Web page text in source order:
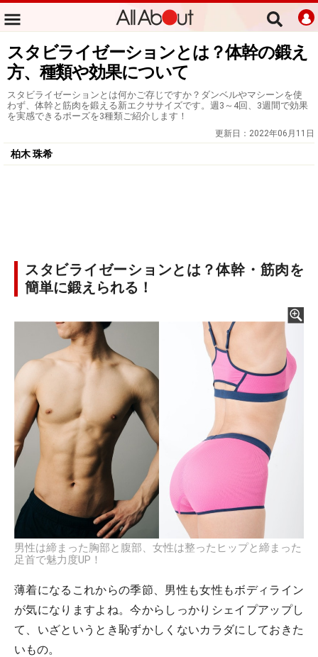
スタビライゼーションとは？体幹の鍛え
方、種類や効果について
スタビライゼーションとは何かご存じですか？ダンベルやマシーンを使
わず、体幹と筋肉を鍛える新エクササイズです。週3～4回、3週間で効果
を実感できるポーズを3種類ご紹介します！
更新日： 2022年06月11日
柏木 珠希
スタビライゼーションとは？体幹・筋肉を
簡単に鍛えられる！
男性は締まった胸部と腹部、女性は整ったヒップと締まった
足首で魅力度UP！
薄着になるこれからの季節、男性も女性もボディライン
が気になりますよね。今からしっかりシェイプアップし
て、いざというとき恥ずかしくないカラダにしておきた
いもの。